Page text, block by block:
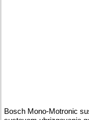
Bosch Mono-Motronic